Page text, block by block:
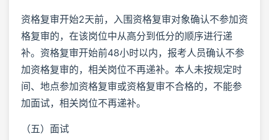
资格复审开始2天前，入围资格复审对象确认不参加资
格复审的，在该岗位中从高分到低分的顺序进行递
补。资格复审开始前48小时以内，报考人员确认不参
加资格复审的，相关岗位不再递补。本人未按规定时
间、地点参加资格复审或资格复审不合格的，不能参
加面试，相关岗位不再递补。
（五）面试